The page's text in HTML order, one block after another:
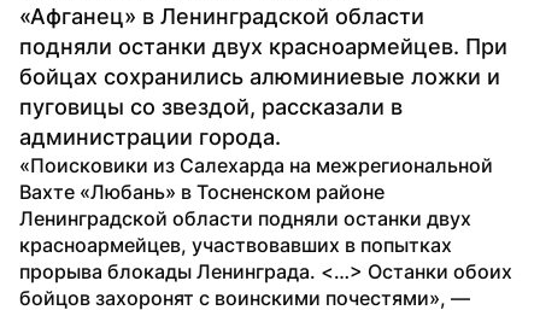
«Афганец» в Ленинградской области
подняли останки двух красноармейцев. При
бойцах сохранились алюминиевые ложки и
пуговицы со звездой, рассказали в
администрации города.
«Поисковики из Салехарда на межрегиональной
Вахте «Любань» в Тосненском районе
Ленинградской области подняли останки двух
красноармейцев, участвовавших в попытках
прорыва блокады Ленинграда. <…> Останки обоих